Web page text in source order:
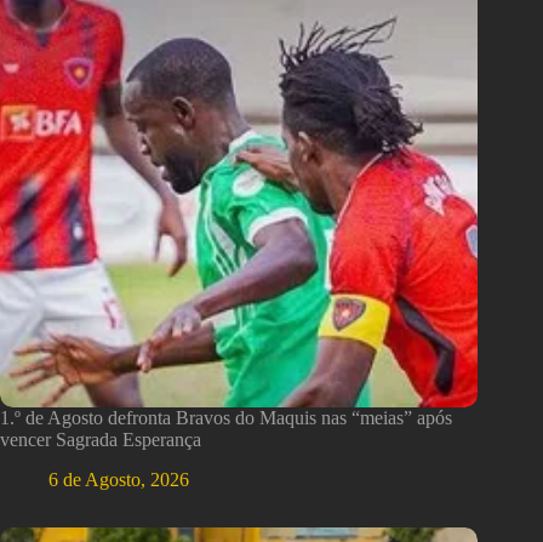
1.º de Agosto defronta Bravos do Maquis nas “meias” após
vencer Sagrada Esperança
6 de Agosto, 2026